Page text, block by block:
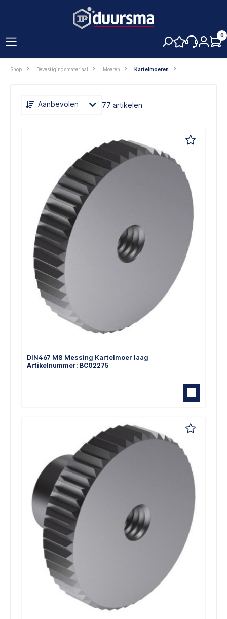
0
Shop Bevestigingsmateriaal Moeren Kartelmoeren
Aanbevolen 77 artikelen
DIN467 M8 Messing Kartelmoer laag
Artikelnummer: BC02275